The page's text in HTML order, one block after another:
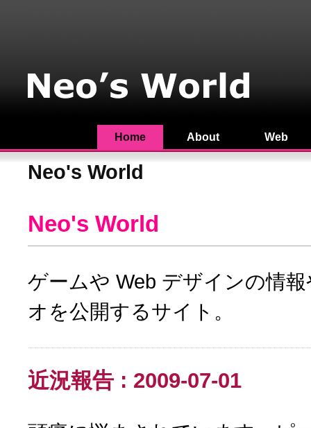
Home About Web
Neo's World
Neo's World
ゲームや Web デザインの情
オを公開するサイト。
近況報告 : 2009-07-01